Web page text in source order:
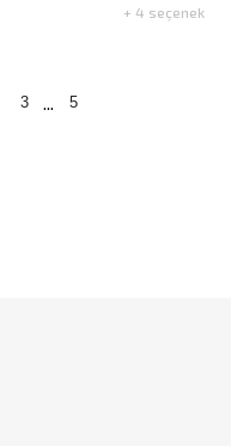
+ 4 seçenek
3 ... 5